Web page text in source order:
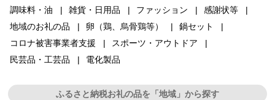
調味料・油
雑貨・日用品 ファッション
感謝状等
地域のお礼の品
卵（鶏、烏骨鶏等）
鍋セット
コロナ被害事業者支援
スポーツ・アウトドア
民芸品・工芸品
電化製品
ふるさと納税お礼の品を「地域」から探す